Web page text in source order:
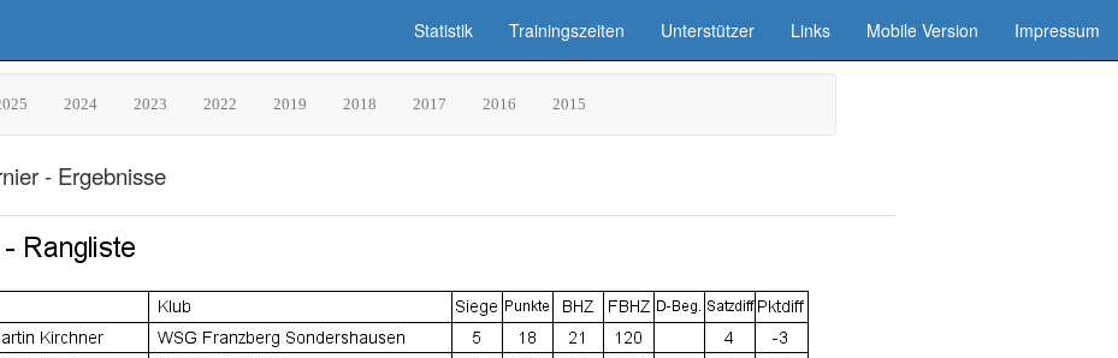
Statistik Trainingszeiten Unterstützer Links Mobile Version Impressum
2024 2023 2022 2019 2018 2017 2016 2015
- Ergebnisse